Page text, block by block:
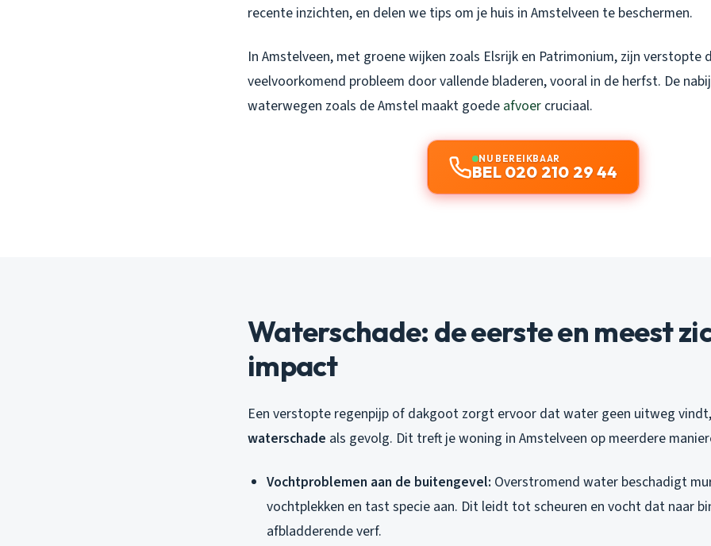
recente inzichten, en delen we tips om je huis in Amstelveen te beschermen.
In Amstelveen, met groene wijken zoals Elsrijk en Patrimonium, zijn verstopte
veelvoorkomend probleem door vallende bladeren, vooral in de herfst. De
waterwegen zoals de Amstel maakt goede afvoer cruciaal.
NU BEREIKBAAR
BEL 020 210 29 44
Waterschade: de eerste en meest
impact
Een verstopte regenpijp of dakgoot zorgt ervoor dat water geen uitweg
waterschade als gevolg. Dit treft je woning in Amstelveen op meerdere
Vochtproblemen aan de buitengevel: Overstromend water beschadigt
vochtplekken en tast specie aan. Dit leidt tot scheuren en vocht dat naar
afbladderende verf.